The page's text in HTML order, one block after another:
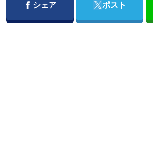
Facebook
シェア Twitter
ポスト